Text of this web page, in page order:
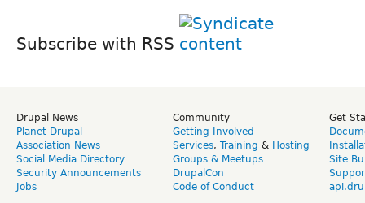
Subscribe with RSS
Drupal News
Planet Drupal
Association News
Social Media Directory
Security Announcements
Jobs
Community
Getting Involved
Services, Training & Hosting
Groups & Meetups
DrupalCon
Code of Conduct
Get
Site